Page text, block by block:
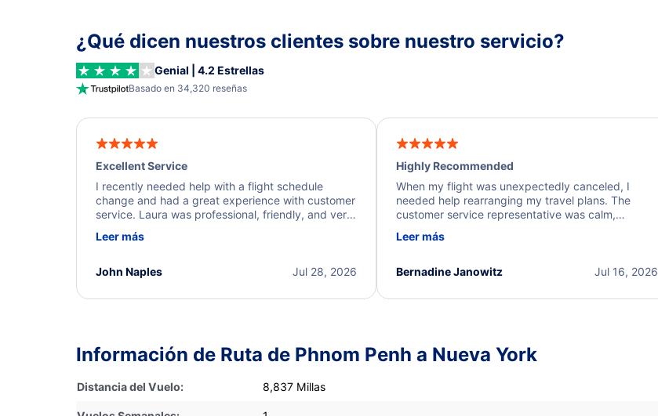
¿Qué dicen nuestros clientes sobre nuestro servicio?
Genial | 4.2 Estrellas
Basado en 34,320 reseñas
Excellent Service
I recently needed help with a flight schedule
change and had a great experience with customer
service. Laura was professional, friendly, and very
a solution and kept me informed of the next steps.
Leer más
Jul 28, 2026
John Naples
Highly Recommended
When my flight was unexpectedly canceled, I
needed help rearranging my travel plans. The
customer service representative was calm,
process. They quickly found alternative flight
I truly appreciate the excellent support and
Leer más
Jul 16, 2026
Bernadine Janowitz
Información de Ruta de Phnom Penh a Nueva York
Distancia del Vuelo: 8,837 Millas